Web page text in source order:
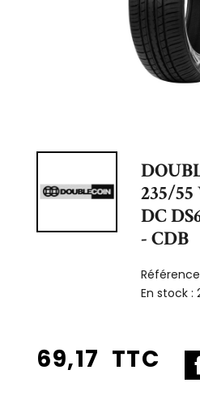
235/
DC
- CDB
En stock :
69,17 TTC